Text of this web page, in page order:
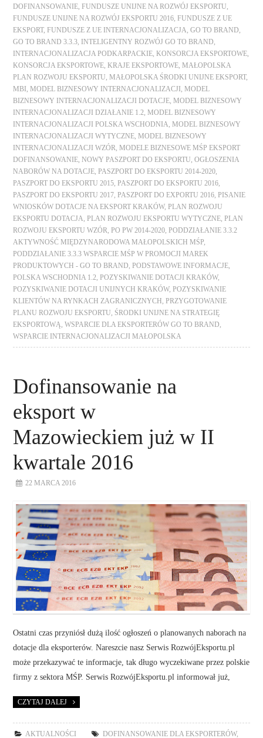
DOFINANSOWANIE ,FUNDUSZE UNIJNE NA ROZWÓJ EKSPORTU
FUNDUSZE UNIJNE NA ROZWÓJ EKSPORTU 2016 ,FUNDUSZE Z UE
EKSPORT,FUNDUSZE Z UE INTERNACJONALIZACJA ,GO TO BRAND
GO TO BRAND 3.3.3
INTELIGENTNY ROZWÓJ GO TO BRAND
INTERNACJONALIZACJA PODKARPACKIE ,KONSORCJA EKSPORTOWE
KONSORCJA EKSPORTOWE ,KRAJE EKSPORTOWE ,MAŁOPOLSKA
PLAN ROZWOJU EKSPORTU ,MAŁOPOLSKA ŚRODKI UNIJNE EKSPORT,
MBI
,MODEL BIZNESOWY INTERNACJONALIZACJI ,MODEL
BIZNESOWY INTERNACJONALIZACJI DOTACJE ,MODEL BIZNESOWY
INTERNACJONALIZACJI DZIAŁANIE 1.2 ,MODEL BIZNESOWY
INTERNACJONALIZACJI POLSKA WSCHODNIA ,MODEL BIZNESOWY
INTERNACJONALIZACJI WYTYCZNE ,MODEL BIZNESOWY
INTERNACJONALIZACJI WZÓR ,MODELE BIZNESOWE MŚP EKSPORT
DOFINANSOWANIE ,NOWY PASZPORT DO EKSPORTU ,OGŁOSZENIA
NABORÓW NA DOTACJE ,PASZPORT DO EKSPORTU 2014-2020
PASZPORT DO EKSPORTU 2015 ,PASZPORT DO EKSPORTU 2016
PASZPORT DO EKSPORTU 2017 ,PASZPORT DO EXPORTU 2016 ,PISANIE
WNIOSKÓW DOTACJE NA EKSPORT KRAKÓW,PLAN ROZWOJU
EKSPORTU DOTACJA ,PLAN ROZWOJU EKSPORTU WYTYCZNE ,PLAN
ROZWOJU EKSPORTU WZÓR ,PO PW 2014-2020 ,PODDZIAŁANIE 3.3.2
AKTYWNOŚĆ MIĘDZYNARODOWA MAŁOPOLSKICH MŚP
PODDZIAŁANIE 3.3.3 WSPARCIE MŚP W PROMOCJI MAREK
PRODUKTOWYCH - GO TO BRAND ,PODSTAWOWE INFORMACJE
POLSKA WSCHODNIA 1.2 ,POZYSKIWANIE DOTACJI KRAKÓW,
POZYSKIWANIE DOTACJI UNIJNYCH KRAKÓW,POZYSKIWANIE
KLIENTÓW NA RYNKACH ZAGRANICZNYCH ,PRZYGOTOWANIE
PLANU ROZWOJU EKSPORTU
ŚRODKI UNIJNE NA STRATEGIĘ
EKSPORTOWĄ ,WSPARCIE DLA EKSPORTERÓW GO TO BRAND
WSPARCIE INTERNACJONALIZACJI MAŁOPOLSKA
Dofinansowanie na
eksport w
Mazowieckiem już w II
kwartale 2016
22 MARCA 2016
Ostatni czas przyniósł dużą ilość ogłoszeń o planowanych naborach na
dotacje dla eksporterów. Nareszcie nasz Serwis RozwójEksportu.pl
może przekazywać te informacje, tak długo wyczekiwane przez polskie
firmy z sektora MŚP. Serwis RozwójEksportu.pl informował już,
CZYTAJ DALEJ
AKTUALNOŚCI DOFINANSOWANIE DLA EKSPORTERÓW,